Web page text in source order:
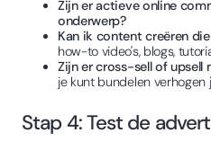
Zijn er actieve online
onderwerp?
Kan ik content creëren
how-to video's, blogs,
Zijn er cross-sell of upsell
je kunt bundelen
Stap 4: Test de